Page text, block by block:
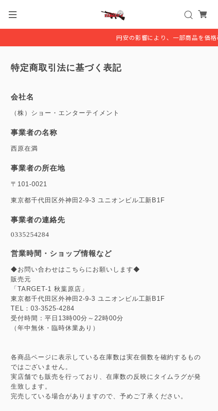
円安の影響により、一部商品を価格
特定商取引法に基づく表記
会社名
（株）ショー・エンターテイメント
事業者の名称
西原在満
事業者の所在地
〒101-0021
東京都千代田区外神田2-9-3 ユニオンビル工新B1F
事業者の連絡先
営業時間・ショップ情報など
◆お問い合わせはこちらにお願いします◆
販売元
「TARGET-1 秋葉原店」
東京都千代田区外神田2-9-3 ユニオンビル工新B1F
TEL：03-3525-4284
受付時間：平日13時00分～22時00分
（年中無休・臨時休業あり）
各商品ページに表示している在庫数は実在個数を確約するもの
ではございません。
実店舗でも販売を行っており、在庫数の反映にタイムラグが発
生致します。
完売している場合がありますので、予めご了承ください。